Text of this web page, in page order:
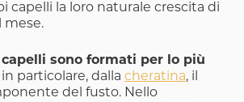
capelli la loro naturale crescita di
mese.
capelli sono formati per lo più
in particolare, dalla cheratina, il
del fusto. Nello